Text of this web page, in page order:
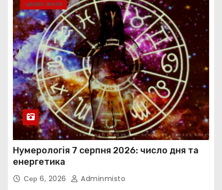
ЦІКАВО ЗНАТИ
Нумерологія 7 серпня 2026: число дня та
енергетика
Сер 6, 2026 Adminmisto